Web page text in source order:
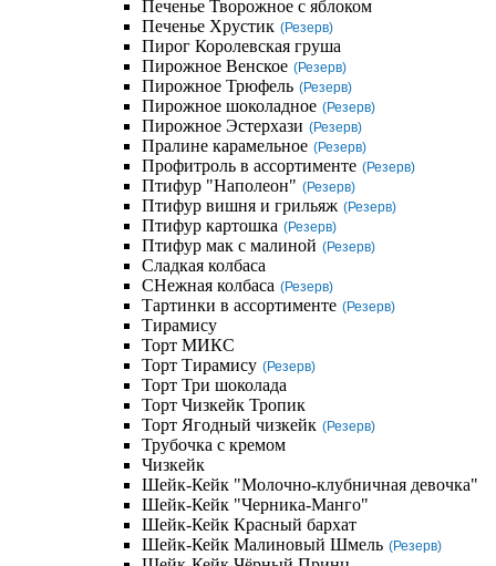
Печенье Творожное с яблоком
Печенье Хрустик (Резерв)
Пирог Королевская груша
Пирожное Венское (Резерв)
Пирожное Трюфель (Резерв)
Пирожное шоколадное (Резерв)
Пирожное Эстерхази (Резерв)
Пралине карамельное (Резерв)
Профитроль в ассортименте (Резерв)
Птифур "Наполеон" (Резерв)
Птифур вишня и грильяж (Резерв)
Птифур картошка (Резерв)
Птифур мак с малиной (Резерв)
Сладкая колбаса
СНежная колбаса (Резерв)
Тартинки в ассортименте (Резерв)
Тирамису
Торт МИКС
Торт Тирамису (Резерв)
Торт Три шоколада
Торт Чизкейк Тропик
Торт Ягодный чизкейк (Резерв)
Трубочка с кремом
Чизкейк
Шейк-Кейк "Молочно-клубничная девочка"
Шейк-Кейк "Черника-Манго"
Шейк-Кейк Красный бархат
Шейк-Кейк Малиновый Шмель (Резерв)